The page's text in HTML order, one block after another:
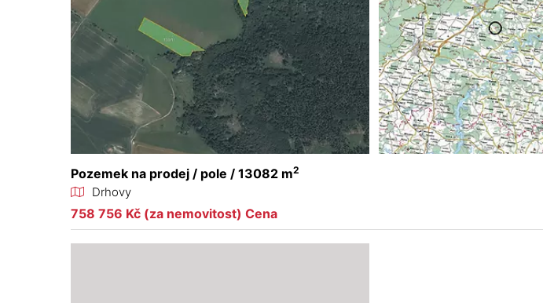
Pozemek na prodej / pole / 13082 m2
Drhovy
758 756 Kč (za nemovitost) Cena